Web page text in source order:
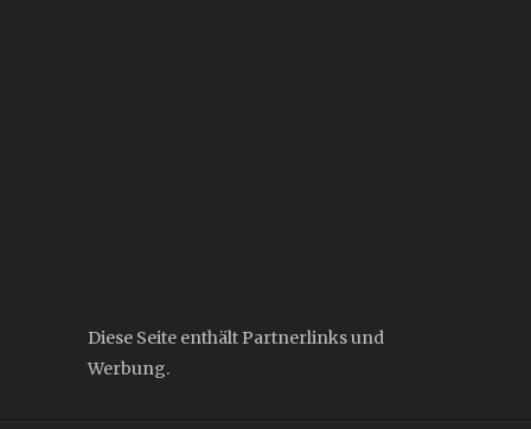
Diese Seite enthält Partnerlinks und
Werbung.